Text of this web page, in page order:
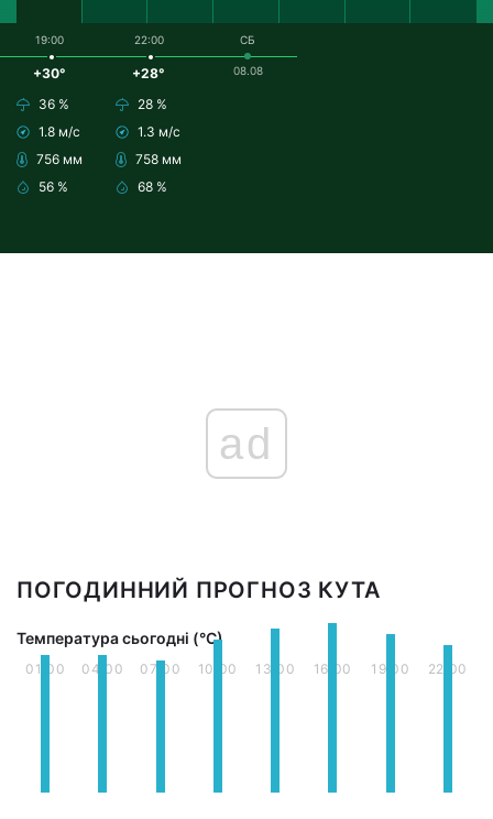
19:00
+30°
36 %
1.8 м/с
756 мм
56 %
22:00
+28°
28 %
1.3 м/с
758 мм
68 %
СБ
08.08
ad
ПОГОДИННИЙ ПРОГНОЗ КУТА
Температура сьогодні (°С)
01:00 04:00 07:00 10:00 13:00 16:00 19:00 22:00